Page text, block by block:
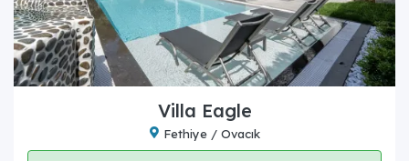
Villa Eagle
Fethiye / Ovacık